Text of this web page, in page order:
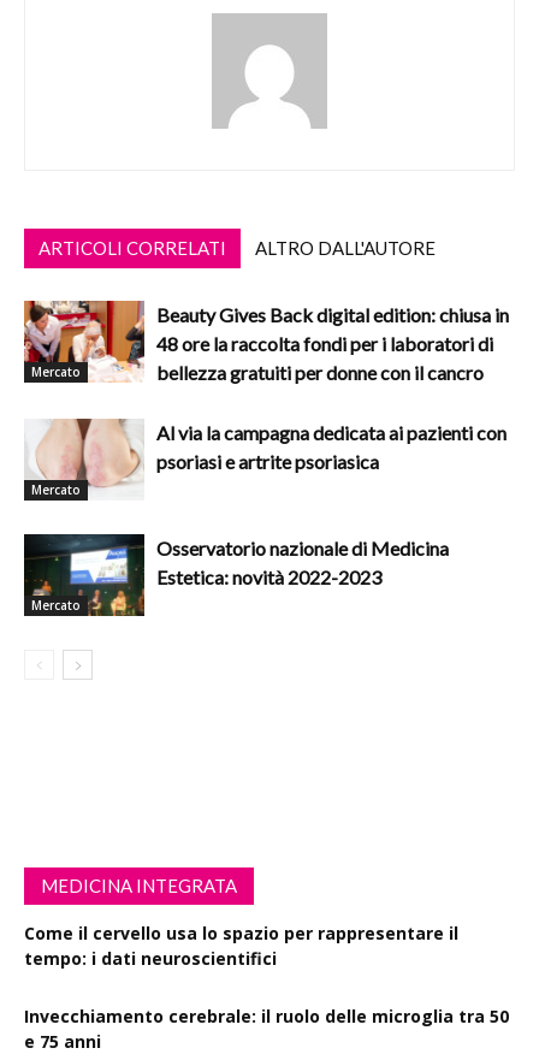
ARTICOLI CORRELATI ALTRO DALL'AUTORE
Mercato
Beauty Gives Back digital edition: chiusa in
48 ore la raccolta fondi per i laboratori di
bellezza gratuiti per donne con il cancro
Mercato
Al via la campagna dedicata ai pazienti con
psoriasi e artrite psoriasica
Mercato
Osservatorio nazionale di Medicina
Estetica: novità 2022-2023
MEDICINA INTEGRATA
Come il cervello usa lo spazio per rappresentare il
tempo: i dati neuroscientifici
Invecchiamento cerebrale: il ruolo delle microglia tra 50
e 75 anni